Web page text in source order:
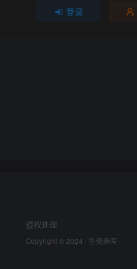
登录
侵权处理
Copyright © 2024 · 鱼资源库 ·